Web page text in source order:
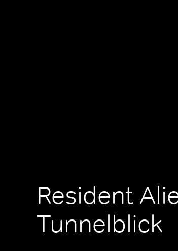
Resident
Tunnelblick